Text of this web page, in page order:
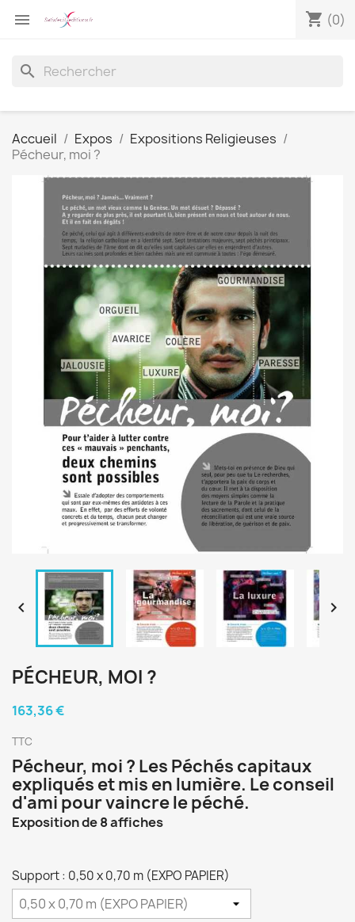
 shopping_cart (0)
search
Accueil Expos
Expositions Religieuses
Pécheur, moi ?
 
PÉCHEUR, MOI ?
163,36 €
TTC
Pécheur, moi ? Les Péchés capitaux
expliqués et mis en lumière. Le conseil
d'ami pour vaincre le péché.
Exposition de 8 affiches
Support : 0,50 x 0,70 m (EXPO PAPIER)